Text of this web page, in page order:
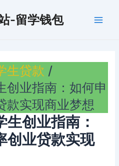
-留学钱包
生贷款
创业指南：如何申
款实现商业梦想
创业指南：
创业贷款实现